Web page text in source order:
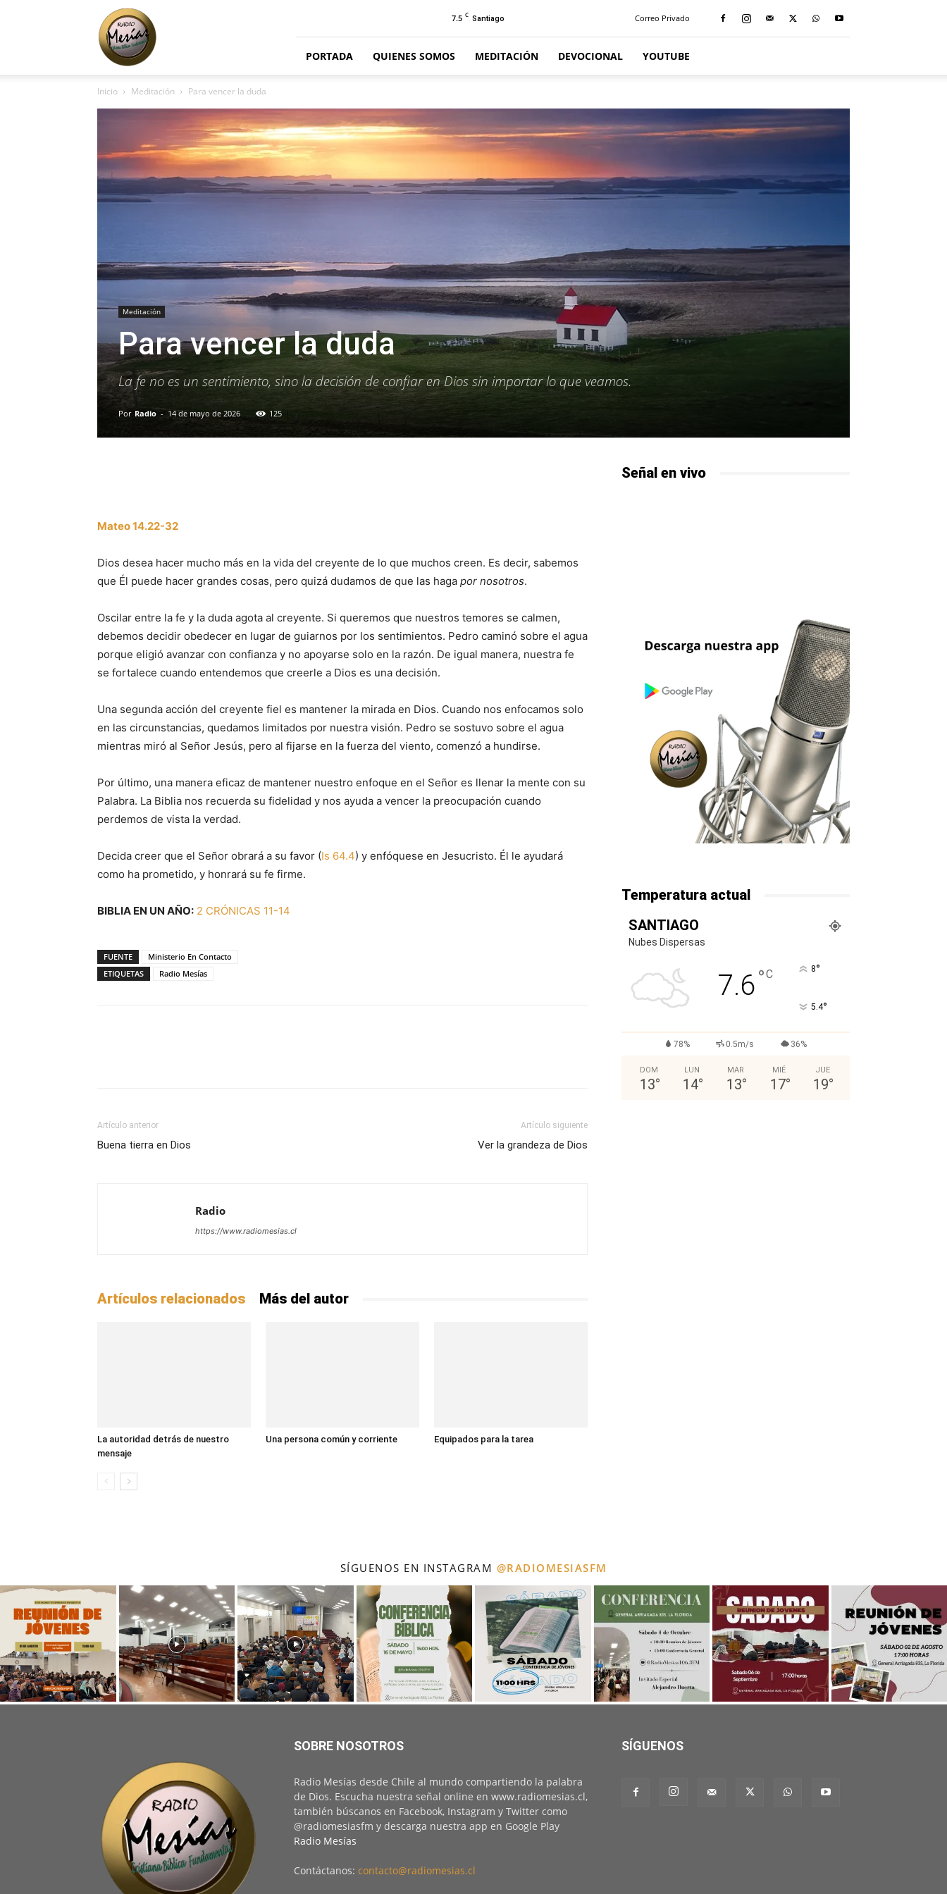
Radio
Mesías
7.5 C Santiago Correo Privado
PORTADA QUIENES SOMOS MEDITACIÓN DEVOCIONAL YOUTUBE
Inicio Meditación Para vencer la duda
Meditación
Para vencer la duda
La fe no es un sentimiento, sino la decisión de confiar en Dios sin importar lo que veamos.
Por Radio - 14 de mayo de 2026 125
Mateo 14.22-32
Dios desea hacer mucho más en la vida del creyente de lo que muchos creen. Es decir, sabemos
que Él puede hacer grandes cosas, pero quizá dudamos de que las haga por nosotros.
Oscilar entre la fe y la duda agota al creyente. Si queremos que nuestros temores se calmen,
debemos decidir obedecer en lugar de guiarnos por los sentimientos. Pedro caminó sobre el agua
porque eligió avanzar con confianza y no apoyarse solo en la razón. De igual manera, nuestra fe
se fortalece cuando entendemos que creerle a Dios es una decisión.
Una segunda acción del creyente fiel es mantener la mirada en Dios. Cuando nos enfocamos solo
en las circunstancias, quedamos limitados por nuestra visión. Pedro se sostuvo sobre el agua
mientras miró al Señor Jesús, pero al fijarse en la fuerza del viento, comenzó a hundirse.
Por último, una manera eficaz de mantener nuestro enfoque en el Señor es llenar la mente con su
Palabra. La Biblia nos recuerda su fidelidad y nos ayuda a vencer la preocupación cuando
perdemos de vista la verdad.
Decida creer que el Señor obrará a su favor (Is 64.4) y enfóquese en Jesucristo. Él le ayudará
como ha prometido, y honrará su fe firme.
BIBLIA EN UN AÑO: 2 CRÓNICAS 11-14
FUENTE
Ministerio En Contacto
ETIQUETAS
Radio Mesías
Artículo anterior
Buena tierra en Dios
Artículo siguiente
Ver la grandeza de Dios
Radio
https://www.radiomesias.cl
Artículos relacionados Más del autor
La autoridad detrás de nuestro
mensaje
Una persona común y corriente Equipados para la tarea
Señal en vivo
Temperatura actual
SANTIAGO
Nubes Dispersas
7.6°C 8°
5.4°
78% 0.5m/s 36%
DOM
13°
LUN
14°
MAR
13°
MIÉ
17°
JUE
19°
SÍGUENOS EN INSTAGRAM @RADIOMESIASFM
SOBRE NOSOTROS
Radio Mesías desde Chile al mundo compartiendo la palabra
de Dios. Escucha nuestra señal online en www.radiomesias.cl,
también búscanos en Facebook, Instagram y Twitter como
@radiomesiasfm y descarga nuestra app en Google Play
Radio Mesías
Contáctanos: contacto@radiomesias.cl
SÍGUENOS